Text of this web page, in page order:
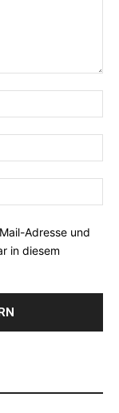
Adresse und
in diesem